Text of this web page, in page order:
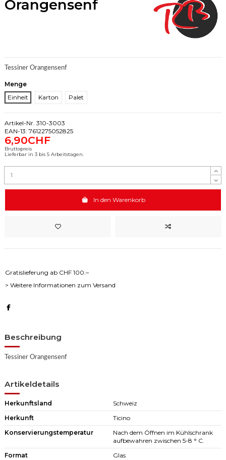
Orangensenf
Tessiner Orangensenf
Menge
Einheit
Karton Palet
Artikel-Nr. 310-3003
EAN-13: 7612275052825
6,90CHF
Bruttopreis
Lieferbar in 3 bis 5 Arbeitstagen.
In den Warenkorb
Gratislieferung ab CHF 100.–
> Weitere Informationen zum Versand
Beschreibung
Tessiner Orangensenf
Artikeldetails
Herkunftsland
Schweiz
Herkunft
Ticino
Konservierungstemperatur
Nach dem Öffnen im Kühlschrank
aufbewahren zwischen 5-8 ° C.
Format
Glas